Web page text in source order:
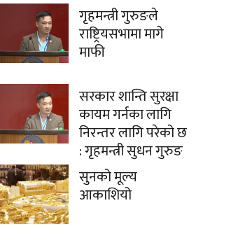
गृहमन्त्री गुरुङले
राष्ट्रियसभामा मागे
माफी
सरकार शान्ति सुरक्षा
कायम गर्नका लागि
निरन्तर लागि परेको छ
: गृहमन्त्री सुधन गुरुङ
सुनको मूल्य
आकाशियो